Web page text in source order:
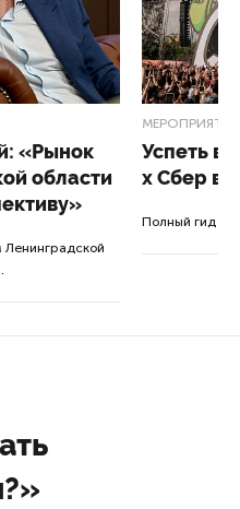
«Рынок
области
МЕРОПРИЯТИЯ
Успеть
x Сбер в
Полный гид по